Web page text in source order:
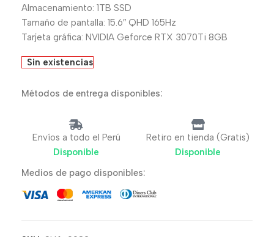
Almacenamiento: 1TB SSD
Tamaño de pantalla: 15.6″ QHD 165Hz
Tarjeta gráfica: NVIDIA Geforce RTX 3070Ti 8GB
Sin existencias
Métodos de entrega disponibles:
Envíos a todo el Perú
Disponible
Retiro en tienda (Gratis)
Disponible
Medios de pago disponibles: